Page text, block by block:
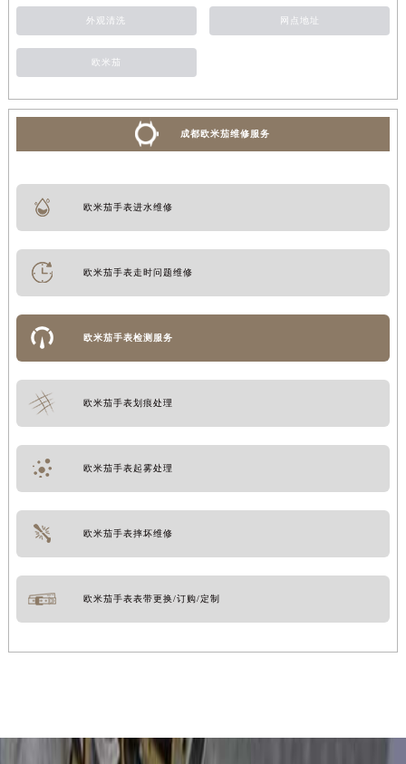
外观清洗 网点地址
欧米茄
成都欧米茄维修服务
欧米茄手表进水维修
欧米茄手表走时问题维修
欧米茄手表检测服务
欧米茄手表划痕处理
欧米茄手表起雾处理
欧米茄手表摔坏维修
欧米茄手表表带更换/订购/定制